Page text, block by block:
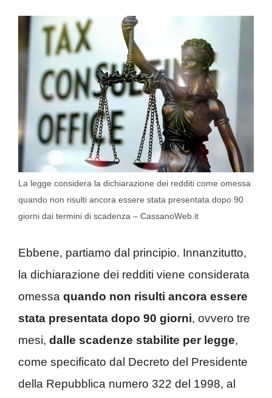
La legge considera la dichiarazione dei redditi come omessa
quando non risulti ancora essere stata presentata dopo 90
giorni dai termini di scadenza – CassanoWeb.it
Ebbene, partiamo dal principio. Innanzitutto,
la dichiarazione dei redditi viene considerata
omessa quando non risulti ancora essere
stata presentata dopo 90 giorni, ovvero tre
mesi, dalle scadenze stabilite per legge,
come specificato dal Decreto del Presidente
della Repubblica numero 322 del 1998, al